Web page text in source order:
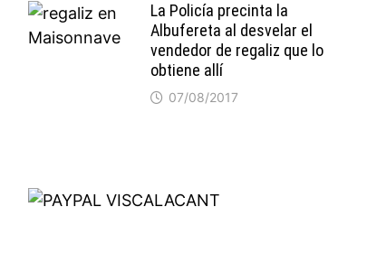
La Policía precinta la
Albufereta al desvelar el
vendedor de regaliz que lo
obtiene allí
07/08/2017